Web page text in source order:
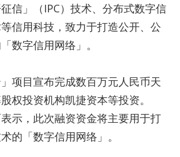
信」（IPC）技术、分布式数字信
信用科技，致力于打造公开、公
数字信用网络」。
项目宣布完成数百万元人民币天
权投资机构凯捷资本等投资。
表示，此次融资资金将主要用于打
的「数字信用网络」。